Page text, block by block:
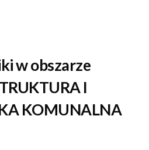
w obszarze
I
KOMUNALNA